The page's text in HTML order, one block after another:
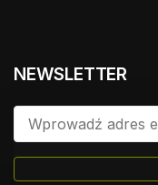
NEWSLETTER